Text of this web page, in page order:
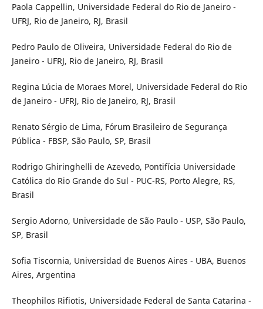
Paola Cappellin, Universidade Federal do Rio de Janeiro -
UFRJ, Rio de Janeiro, RJ, Brasil
Pedro Paulo de Oliveira, Universidade Federal do Rio de
Janeiro - UFRJ, Rio de Janeiro, RJ, Brasil
Regina Lúcia de Moraes Morel, Universidade Federal do Rio
de Janeiro - UFRJ, Rio de Janeiro, RJ, Brasil
Renato Sérgio de Lima, Fórum Brasileiro de Segurança
Pública - FBSP, São Paulo, SP, Brasil
Rodrigo Ghiringhelli de Azevedo, Pontifícia Universidade
Católica do Rio Grande do Sul - PUC-RS, Porto Alegre, RS,
Brasil
Sergio Adorno, Universidade de São Paulo - USP, São Paulo,
SP, Brasil
Sofia Tiscornia, Universidad de Buenos Aires - UBA, Buenos
Aires, Argentina
Theophilos Rifiotis, Universidade Federal de Santa Catarina -